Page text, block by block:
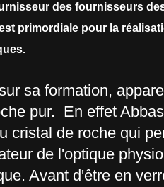
des fournisseurs
primordiale pour la
sa formation,
pur. En effet
cristal de roche qui
de l'optique
Avant d'être en